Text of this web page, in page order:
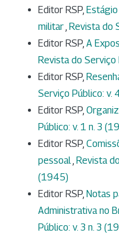
Editor RSP,
militar, Revista do
Editor RSP, A
Revista do
Editor RSP,
Serviço Público: v.
Editor RSP,
Público: v. 1 n. 3
Editor RSP,
pessoal, Revista
(1945)
Editor RSP, Notas
Administrativa no
Público: v. 3 n. 3